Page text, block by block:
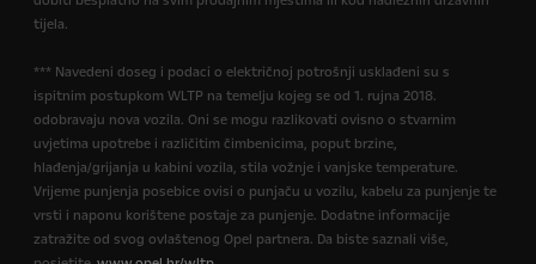
tijela.
*** Navedeni doseg i podaci o električnoj potrošnji usklađeni su s
ispitnim postupkom WLTP na temelju kojeg se od 1. rujna 2018.
odobravaju nova vozila. Oni se mogu razlikovati ovisno o stvarnim
uvjetima upotrebe i različitim čimbenicima, poput brzine,
hlađenja/grijanja u kabini vozila, stila vožnje i vanjske temperature.
Vrijeme punjenja posebice ovisi o punjaču u vozilu, kabelu za punjenje te
vrsti i naponu korištene postaje za punjenje. Dodatne informacije
zatražite od svog ovlaštenog Opel partnera. Da biste saznali više,